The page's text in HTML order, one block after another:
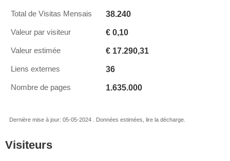
Total de Visitas Mensais 38.240
Valeur par visiteur € 0,10
Valeur estimée € 17.290,31
Liens externes 36
Nombre de pages 1.635.000
Dernière mise à jour: 05-05-2024 . Données estimées, lire la décharge.
Visiteurs